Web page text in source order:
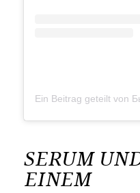
SERUM
EINEM